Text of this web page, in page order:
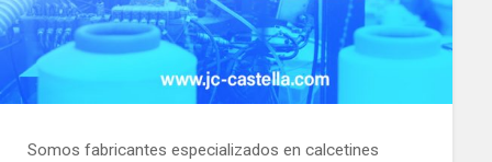
Somos fabricantes especializados en calcetines